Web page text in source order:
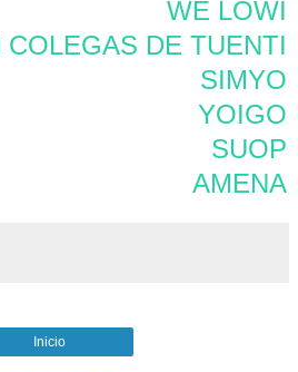
WE LOWI
COLEGAS DE TUENTI
SIMYO
YOIGO
SUOP
AMENA
Inicio